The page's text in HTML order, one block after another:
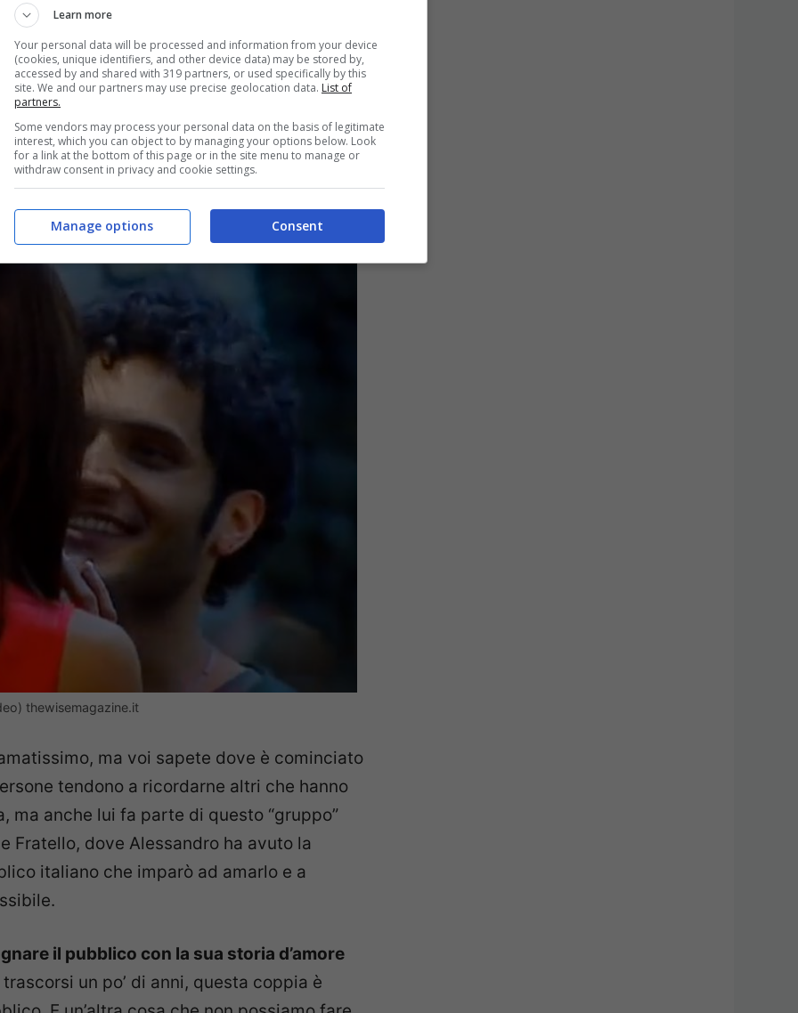
Alessandro è Vittorio, ovvero il proprietario
le vicende de Il Paradiso delle Signore.
un vero protagonista della soap, e Vittorio
per la sua dolcezza, per la sua
per tante altre qualità che bisogna
thewisemagazine.it
ma voi sapete dove è cominciato
tendono a ricordarne altri che hanno
ma anche lui fa parte di questo “gruppo”
Fratello, dove Alessandro ha avuto la
italiano che imparò ad amarlo e a
il pubblico con la sua storia d’amore
un po’ di anni, questa coppia è
Learn more
Your personal data will be processed and information from your device
(cookies, unique identifiers, and other device data) may be stored by,
accessed by and shared with 319 partners, or used specifically by this
site. We and our partners may use precise geolocation data. List of
partners.
Some vendors may process your personal data on the basis of legitimate
interest, which you can object to by managing your options below. Look
for a link at the bottom of this page or in the site menu to manage or
withdraw consent in privacy and cookie settings.
Consent
Manage options